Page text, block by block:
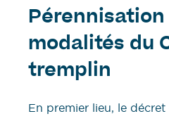
Pérennisation
modalités du
tremplin
En premier lieu, le